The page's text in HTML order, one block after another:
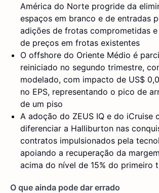
América do Norte progride da
espaços em branco e de entradas
adições de frotas comprometidas
de preços em frotas existentes
O offshore do Oriente Médio é
reiniciado no segundo trimestre,
modelado, com impacto de US$
no EPS, representando o pico de
de um piso
A adoção do ZEUS IQ e do iCruise
diferenciar a Halliburton nas
contratos impulsionados pela
apoiando a recuperação da
acima do nível de 15% do primeiro
O que ainda pode dar errado